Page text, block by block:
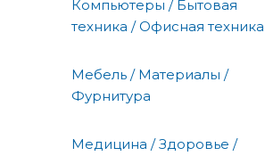
Компьютеры / Бытовая
техника / Офисная техника
Мебель / Материалы /
Фурнитура
Медицина / Здоровье /